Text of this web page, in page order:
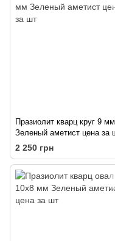
Празиолит кварц круг 9 мм
Зеленый аметист цена за
2 250 грн